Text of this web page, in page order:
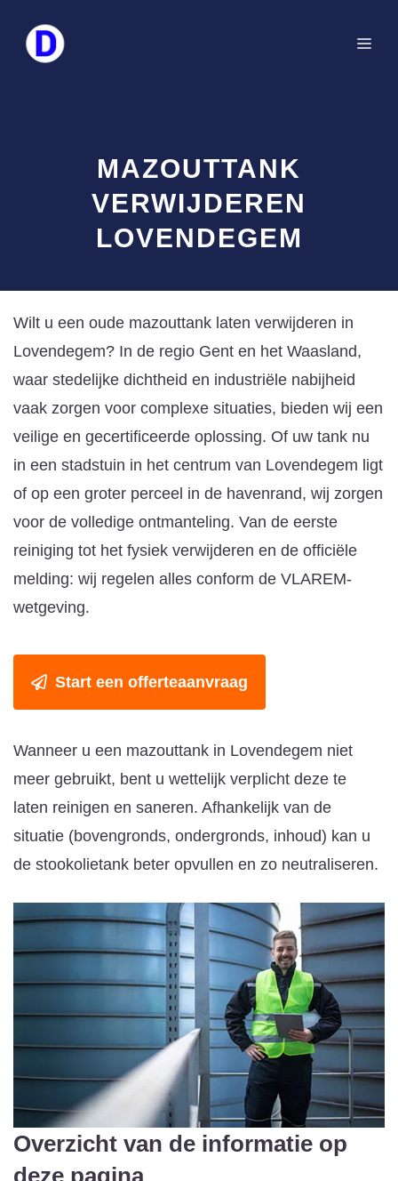
naar
MAZOUTTANK
VERWIJDEREN
LOVENDEGEM
Wilt u een oude mazouttank laten verwijderen in
Lovendegem? In de regio Gent en het Waasland,
waar stedelijke dichtheid en industriële nabijheid
vaak zorgen voor complexe situaties, bieden wij een
veilige en gecertificeerde oplossing. Of uw tank nu
in een stadstuin in het centrum van Lovendegem ligt
of op een groter perceel in de havenrand, wij zorgen
voor de volledige ontmanteling. Van de eerste
reiniging tot het fysiek verwijderen en de officiële
melding: wij regelen alles conform de VLAREM-
wetgeving.
Start een offerteaanvraag
Wanneer u een mazouttank in Lovendegem niet
meer gebruikt, bent u wettelijk verplicht deze te
laten reinigen en saneren. Afhankelijk van de
situatie (bovengronds, ondergronds, inhoud) kan u
de stookolietank beter opvullen en zo neutraliseren.
Overzicht van de informatie op
deze pagina